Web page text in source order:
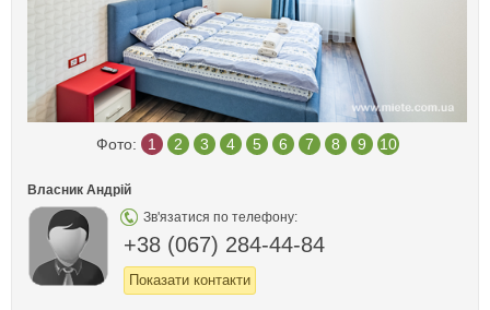
Фото: 1 2 3 4 5 6 7 8 9 10
Власник Андрій
Зв'язатися по телефону:
+38 (067) 284-44-84
Показати контакти